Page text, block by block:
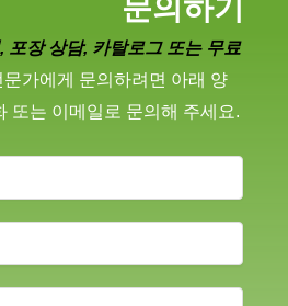
문의하기
포장 상담, 카탈로그 또는 무료
문가에게 문의하려면 아래 양
또는 이메일로 문의해 주세요.